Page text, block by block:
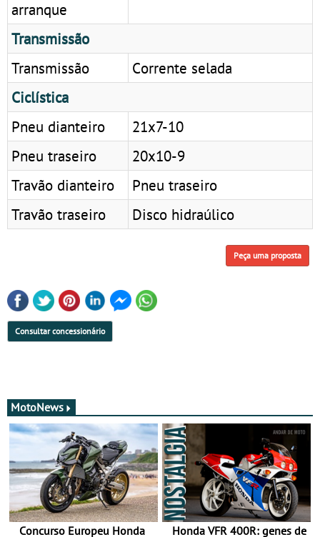
arranque
Transmissão
Transmissão
Corrente selada
Ciclística
Pneu dianteiro
21x7-10
Pneu traseiro
20x10-9
Travão dianteiro
Pneu traseiro
Travão traseiro
Disco hidraúlico
Peça uma proposta
Consultar concessionário
MotoNews
Concurso Europeu Honda Honda VFR 400R: genes de